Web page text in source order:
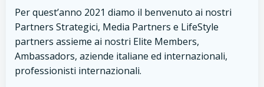
Per quest’anno 2021 diamo il benvenuto ai nostri
Partners Strategici, Media Partners e LifeStyle
partners assieme ai nostri Elite Members,
Ambassadors, aziende italiane ed internazionali,
professionisti internazionali.